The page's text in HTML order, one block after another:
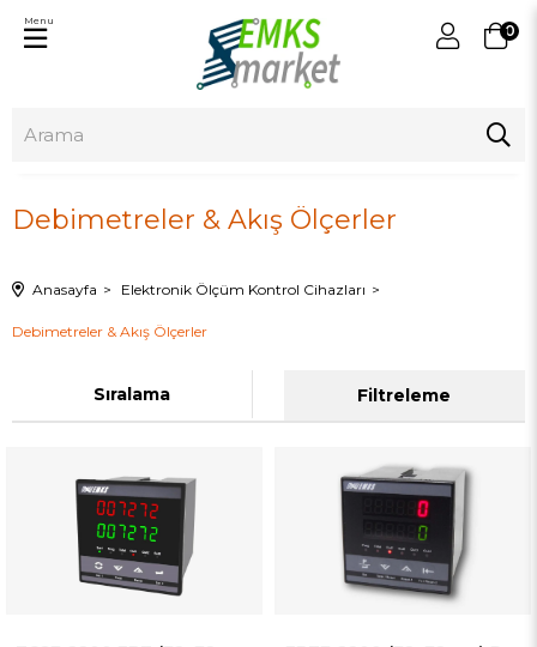
0
Menu
Debimetreler & Akış Ölçerler
Anasayfa Elektronik Ölçüm Kontrol Cihazları
Debimetreler & Akış Ölçerler
Filtreleme
Sıralama